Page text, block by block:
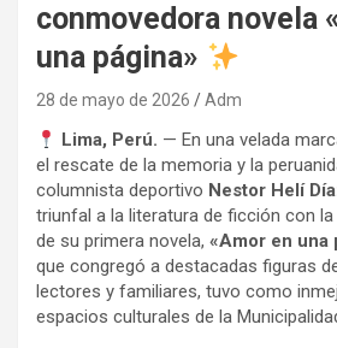
conmovedora novela
una página»
28 de mayo de 2026 Adm
Lima, Perú. — En una velada
el rescate de la memoria y la
columnista deportivo Nestor Helí
triunfal a la literatura de ficción con
de su primera novela, «Amor en una
que congregó a destacadas figuras
lectores y familiares, tuvo como
espacios culturales de la